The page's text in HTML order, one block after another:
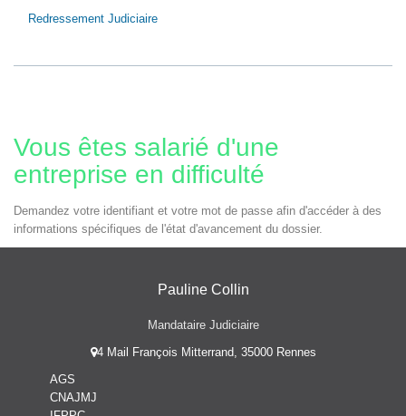
Redressement Judiciaire
Vous êtes salarié d'une
entreprise en difficulté
Demandez votre identifiant et votre mot de passe afin d'accéder à des
informations spécifiques de l'état d'avancement du dossier.
Pauline Collin
Mandataire Judiciaire
4 Mail François Mitterrand, 35000 Rennes
AGS
CNAJMJ